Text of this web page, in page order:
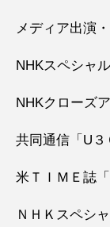
メディア出演
NHKスペシャ
NHKクローズ
共同通信「U３
米ＴＩＭＥ誌
ＮＨＫスペシ